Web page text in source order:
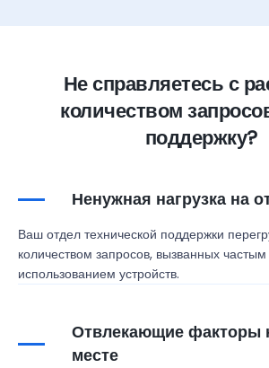
Не справляетесь с
количеством
поддержку?
Ненужная нагрузка на
Ваш отдел технической поддержки
количеством запросов, вызванных
использованием устройств.
Отвлекающие факторы
месте